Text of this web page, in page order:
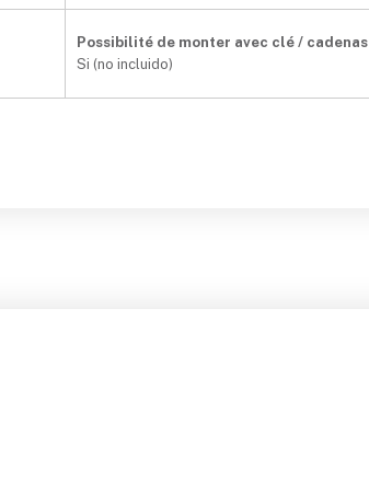
Possibilité de monter avec clé / cadenas
Si (no incluido)